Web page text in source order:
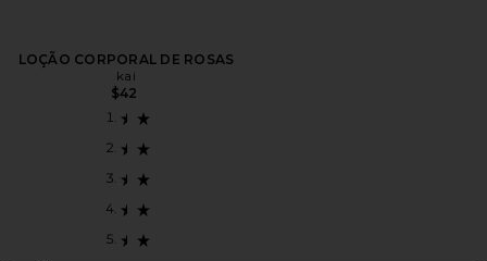
LOÇÃO CORPORAL DE ROSAS
kai
$42